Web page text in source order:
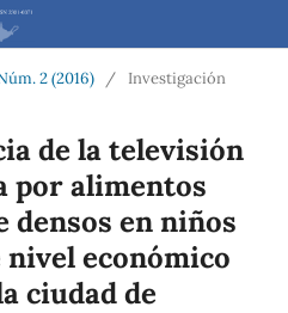
2 (2016) / Investigación
de la televisión
por alimentos
densos en niños
nivel económico
ciudad de